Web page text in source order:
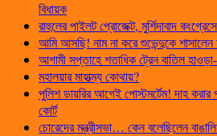
বিধায়ক
রাহুলের পাইলট প্রোজেক্ট, মুর্শিদাবাদ
আমি আসছি! নাম না করে শুভেন্দুকে
আগামী সপ্তাহে শতাধিক ট্রেন বাতিল হাওড়া-
মহালয়ার মাহাত্ম্য কোথায়?
পুলিশ ডায়রির আগেই পোস্টমর্টেম! দাহ
কোর্ট
চোরেদের মন্ত্রীসভা… কেন বলেছিলেন